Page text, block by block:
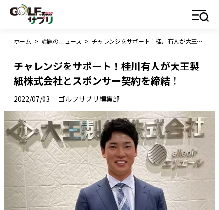
ホーム > 話題のニュース > チャレンジをサポート！桂川有人が大王製紙株式会社とスポンサー契約を締結！
チャレンジをサポート！桂川有人が大王製
紙株式会社とスポンサー契約を締結！
2022/07/03 ゴルフサプリ編集部